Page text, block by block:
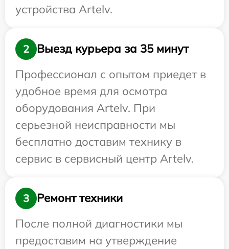
устройства Artelv.
2
Выезд курьера за 35 минут
Профессионал с опытом приедет в
удобное время для осмотра
оборудования Artelv. При
серьезной неисправности мы
бесплатно доставим технику в
сервис в сервисный центр Artelv.
3
Ремонт техники
После полной диагностики мы
предоставим на утверждение